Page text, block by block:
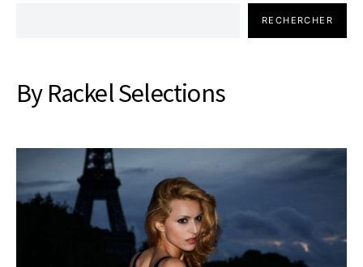
RECHERCHER
By Rackel Selections